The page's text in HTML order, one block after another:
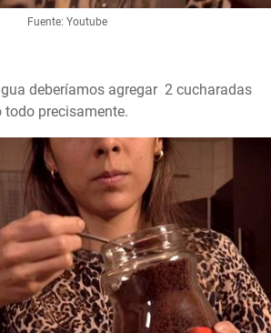
Fuente: Youtube
deberíamos agregar  2 cucharadas
precisamente.